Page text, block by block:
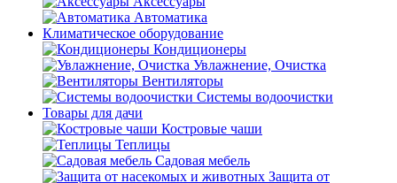
Автоматика
Климатическое оборудование
Кондиционеры
Увлажнение, Очистка
Вентиляторы
Системы водоочистки
Товары для дачи
Костровые чаши
Теплицы
Садовая мебель
Защита от